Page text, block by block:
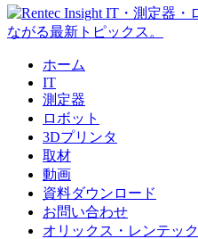
ホーム
IT
測定器
ロボット
3Dプリンタ
取材
動画
資料ダウンロード
お問い合わせ
オリックス・レンテック